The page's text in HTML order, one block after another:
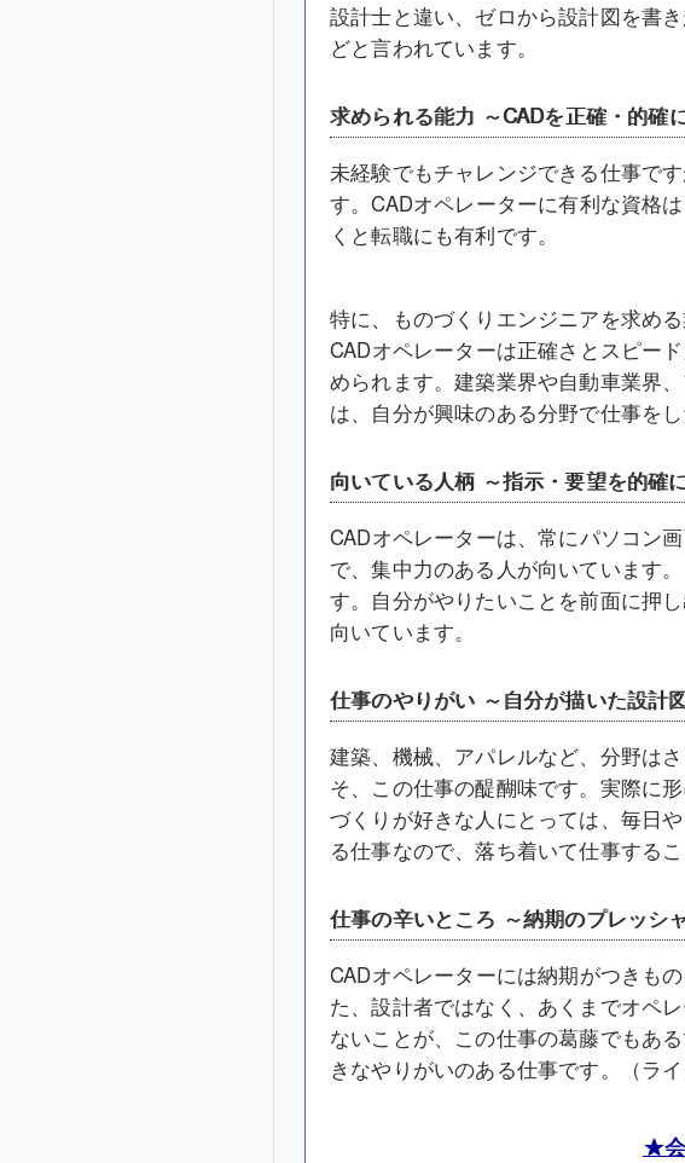
設計士と違い、ゼロから設計図を書
どと言われています。
求められる能力 ～CADを正確・的確
未経験でもチャレンジできる仕事で
す。CADオペレーターに有利な資格
くと転職にも有利です。
特に、ものづくりエンジニアを求め
CADオペレーターは正確さとスピー
められます。建築業界や自動車業界
は、自分が興味のある分野で仕事を
向いている人柄 ～指示・要望を的確
CADオペレーターは、常にパソコン
で、集中力のある人が向いています
す。自分がやりたいことを前面に押
向いています。
仕事のやりがい ～自分が描いた設計
建築、機械、アパレルなど、分野は
そ、この仕事の醍醐味です。実際に
づくりが好きな人にとっては、毎日
る仕事なので、落ち着いて仕事するこ
仕事の辛いところ ～納期のプレッシ
CADオペレーターには納期がつきも
た、設計者ではなく、あくまでオペ
ないことが、この仕事の葛藤でもあ
きなやりがいのある仕事です。（ライ
★